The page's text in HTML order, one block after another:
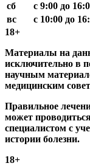
сб
с 9:00 до
вс
с 10:00 до
18+
Материалы на
исключительно в
научным
медицинским
Правильное
может
специалистом с
истории болезни.
18+